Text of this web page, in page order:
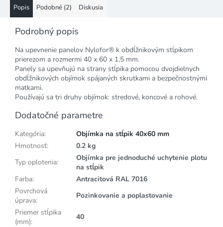
Popis Podobné (2) Diskusia
Podrobný popis
Na upevnenie panelov Nylofor® k obdĺžnikovým stĺpikom
prierezom a rozmermi 40 x 60 x 1,5 mm.
Panely sa upevňujú na strany stĺpika pomocou dvojdielnych
obdĺžnikových objímok spájaných skrutkami a bezpečnostnými
matkami.
Používajú sa tri druhy objímok: stredové, koncové a rohové.
Dodatočné parametre
Kategória:
Objímka na stĺpik 40x60 mm
Hmotnosť:
0.2 kg
Typ oplotenia:
Objímka pre jednoduché uchytenie plotu
na stĺpik
Farba:
Antracitová RAL 7016
Povrchová
úprava:
Pozinkovanie a poplastovanie
Priemer stĺpika
(mm):
40